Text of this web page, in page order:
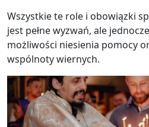
Wszystkie te role i obowiązki
jest pełne wyzwań, ale
możliwości niesienia pomocy
wspólnoty wiernych.